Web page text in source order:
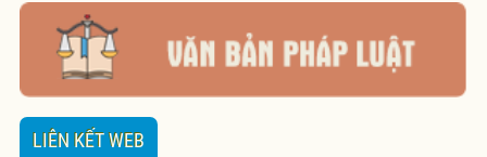
LIÊN KẾT WEB